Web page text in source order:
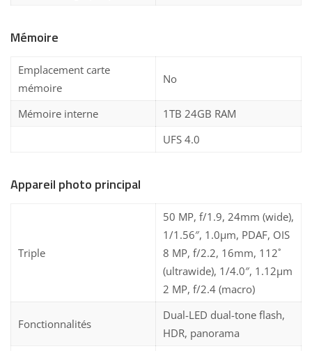
Mémoire
Emplacement carte
mémoire
No
Mémoire interne
1TB 24GB RAM
UFS 4.0
Appareil photo principal
Triple
50 MP, f/1.9, 24mm (wide),
1/1.56″, 1.0µm, PDAF, OIS
8 MP, f/2.2, 16mm, 112˚
(ultrawide), 1/4.0″, 1.12µm
2 MP, f/2.4 (macro)
Fonctionnalités
Dual-LED dual-tone flash,
HDR, panorama